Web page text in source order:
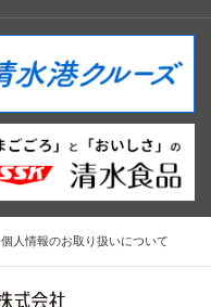
個人情報のお取り扱いについて